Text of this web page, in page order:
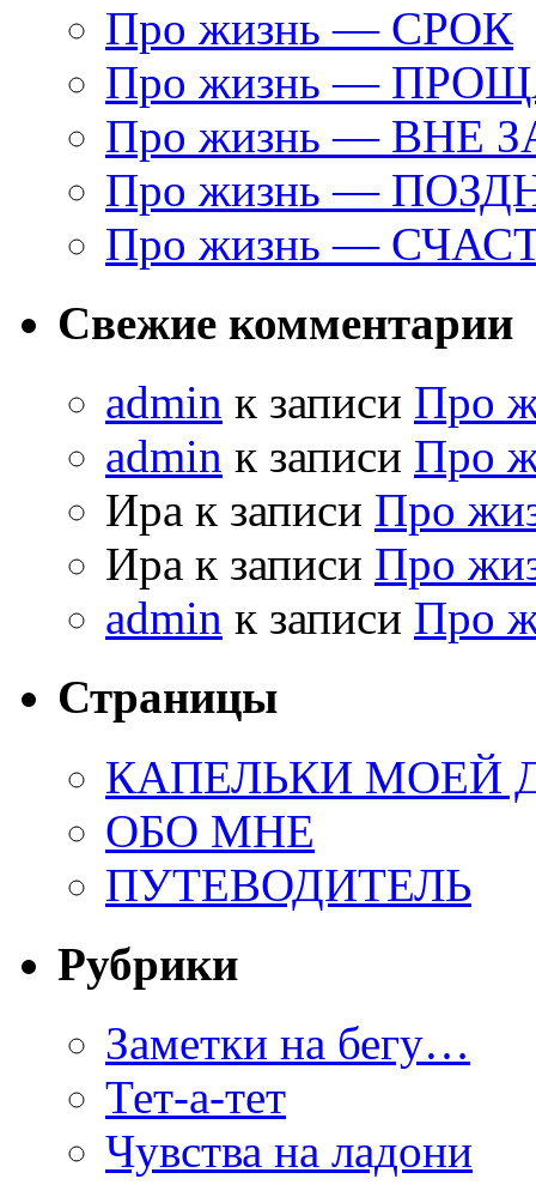
Про жизнь — СРОК
Про жизнь —
Про жизнь — ВНЕ
Про жизнь —
Про жизнь —
Свежие комментарии
admin к записи Про
admin к записи Про
Ира к записи Про
Ира к записи Про
admin к записи Про
Страницы
КАПЕЛЬКИ МОЕЙ
ОБО МНЕ
ПУТЕВОДИТЕЛЬ
Рубрики
Заметки на бегу…
Тет-а-тет
Чувства на ладони